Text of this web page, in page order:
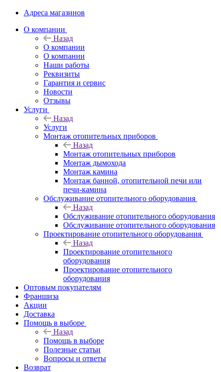
Адреса магазинов
O компании
Назад
O компании
О компании
Наши работы
Реквизиты
Гарантия и сервис
Новости
Отзывы
Услуги
Назад
Услуги
Монтаж отопительных приборов
Назад
Монтаж отопительных приборов
Монтаж дымохода
Монтаж камина
Монтаж банной, отопительной печи или
печи-камина
Обслуживание отопительного оборудования
Назад
Обслуживание отопительного оборудования
Обслуживание отопительного оборудования
Проектирование отопительного оборудования
Назад
Проектирование отопительного
оборудования
Проектирование отопительного
оборудования
Оптовым покупателям
Франшиза
Акции
Доставка
Помощь в выборе
Назад
Помощь в выборе
Полезные статьи
Вопросы и ответы
Возврат